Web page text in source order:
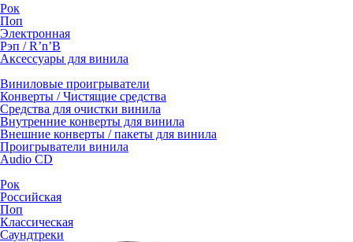
Рок
Поп
Электронная
Рэп / R’n’B
Аксессуары для винила
Виниловые проигрыватели
Конверты / Чистящие средства
Средства для очистки винила
Внутренние конверты для винила
Внешние конверты / пакеты для винила
Проигрыватели винила
Audio CD
Рок
Российская
Поп
Классическая
Саундтреки